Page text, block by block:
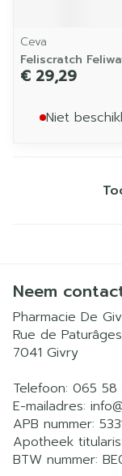
Ceva
Feliscratch
€ 29,29
Niet
Neem
Pharmacie De
Rue de
7041 Givry
Telefoon: 065 58
E-mailadres:
APB nummer:
Apotheek titularis:
BTW nummer: